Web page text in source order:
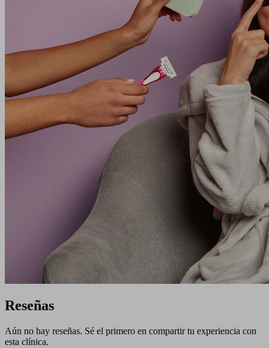
Reseñas
Aún no hay reseñas. Sé el primero en compartir tu experiencia con
esta clínica.